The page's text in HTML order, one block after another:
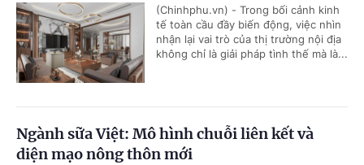
(Chinhphu.vn) - Trong bối cảnh kinh
tế toàn cầu đầy biến động, việc nhìn
nhận lại vai trò của thị trường nội địa
không chỉ là giải pháp tình thế mà là...
Ngành sữa Việt: Mô hình chuỗi liên kết và
diện mạo nông thôn mới